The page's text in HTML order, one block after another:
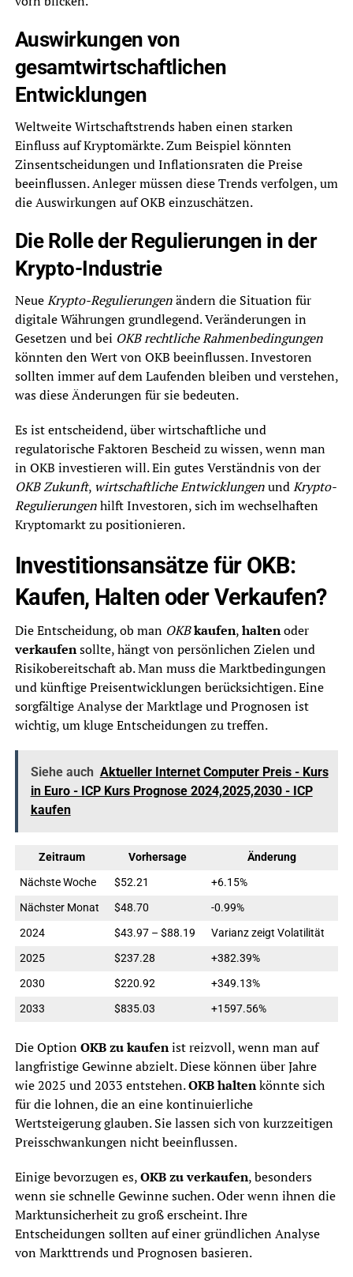
Auswirkungen von
gesamtwirtschaftlichen
Entwicklungen
Weltweite Wirtschaftstrends haben einen starken
Einfluss auf Kryptomärkte. Zum Beispiel könnten
Zinsentscheidungen und Inflationsraten die Preise
beeinflussen. Anleger müssen diese Trends verfolgen, um
die Auswirkungen auf OKB einzuschätzen.
Die Rolle der Regulierungen in der
Krypto-Industrie
NeueKrypto-Regulierungenändern die Situation für
digitale Währungen grundlegend. Veränderungen in
Gesetzen und bei OKB rechtliche Rahmenbedingungen
könnten den Wert von OKB beeinflussen. Investoren
sollten immer auf dem Laufenden bleiben und verstehen,
was diese Änderungen für sie bedeuten.
Es ist entscheidend, über wirtschaftliche und
regulatorische Faktoren Bescheid zu wissen, wenn man
in OKB investieren will. Ein gutes Verständnis von der
OKB Zukunft, wirtschaftliche EntwicklungenundKrypto-
Regulierungenhilft Investoren, sich im wechselhaften
Kryptomarkt zu positionieren.
Investitionsansätze für OKB:
Kaufen, Halten oder Verkaufen?
Die Entscheidung, ob man OKBkaufen,haltenoder
verkaufensollte, hängt von persönlichen Zielen und
Risikobereitschaft ab. Man muss die Marktbedingungen
und künftige Preisentwicklungen berücksichtigen. Eine
sorgfältige Analyse der Marktlage und Prognosen ist
wichtig, um kluge Entscheidungen zu treffen.
Siehe auch Aktueller Internet Computer Preis - Kurs
in Euro - ICP Kurs Prognose 2024,2025,2030 - ICP
kaufen
Zeitraum Vorhersage
Änderung
Nächste Woche
$52.21
+6.15%
Nächster Monat
$48.70
-0.99%
2024
$43.97 – $88.19
Varianz zeigt Volatilität
2025
$237.28
+382.39%
2030
$220.92
+349.13%
2033
$835.03 +1597.56%
Die OptionOKB zu kaufenist reizvoll, wenn man auf
langfristige Gewinne abzielt. Diese können über Jahre
wie 2025 und 2033 entstehen.OKB haltenkönnte sich
für die lohnen, die an eine kontinuierliche
Wertsteigerung glauben. Sie lassen sich von kurzzeitigen
Preisschwankungen nicht beeinflussen.
Einige bevorzugen es,OKB zu verkaufen, besonders
wenn sie schnelle Gewinne suchen. Oder wenn ihnen die
Marktunsicherheit zu groß erscheint. Ihre
Entscheidungen sollten auf einer gründlichen Analyse
von Markttrends und Prognosen basieren.